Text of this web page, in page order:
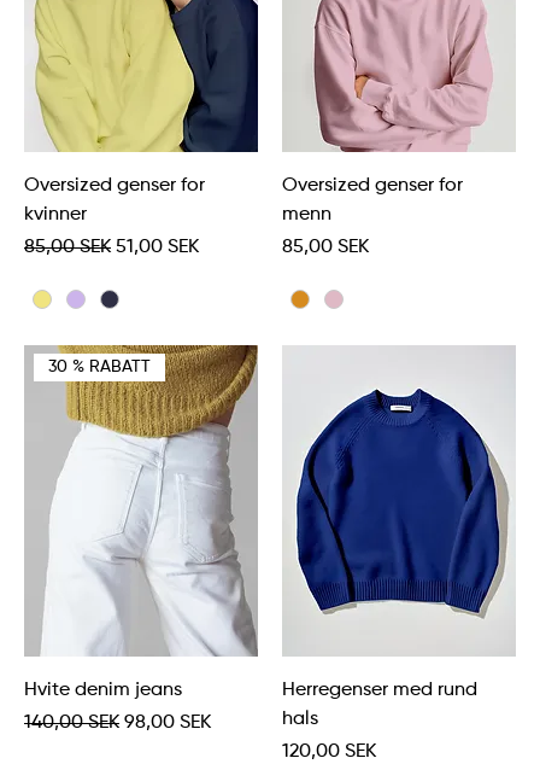
Oversized genser for
kvinner
Vanlig pris
85,00 SEK Salgspris
51,00 SEK
Oversized genser for
menn
Pris
85,00 SEK
30 % RABATT
Hvite denim jeans
Vanlig pris
140,00 SEK Salgspris
98,00 SEK
Herregenser med rund
hals
Pris
120,00 SEK